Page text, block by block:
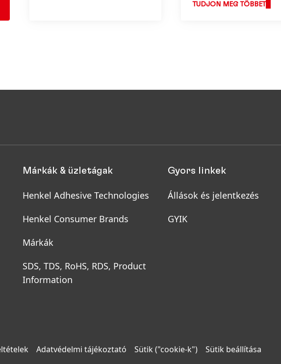
TUDJON MEG TÖBBET
Márkák & üzletágak
Henkel Adhesive Technologies
Henkel Consumer Brands
Márkák
SDS, TDS, RoHS, RDS, Product
Information
Gyors linkek
Állások és jelentkezés
GYIK
Adatvédelmi tájékoztató Sütik ("cookie-k") Sütik beállítása